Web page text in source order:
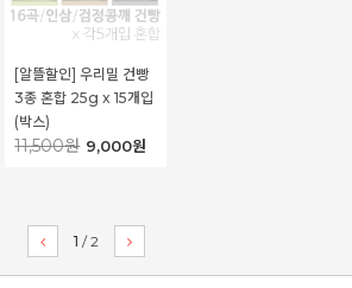
[알뜰할인] 우리밀 건빵
3종 혼합 25g x 15개입
(박스)
11,500원 9,000원
1 /2